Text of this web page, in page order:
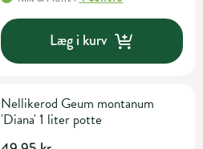
Læg i kurv
Nellikerod Geum montanum
'Diana' 1 liter potte